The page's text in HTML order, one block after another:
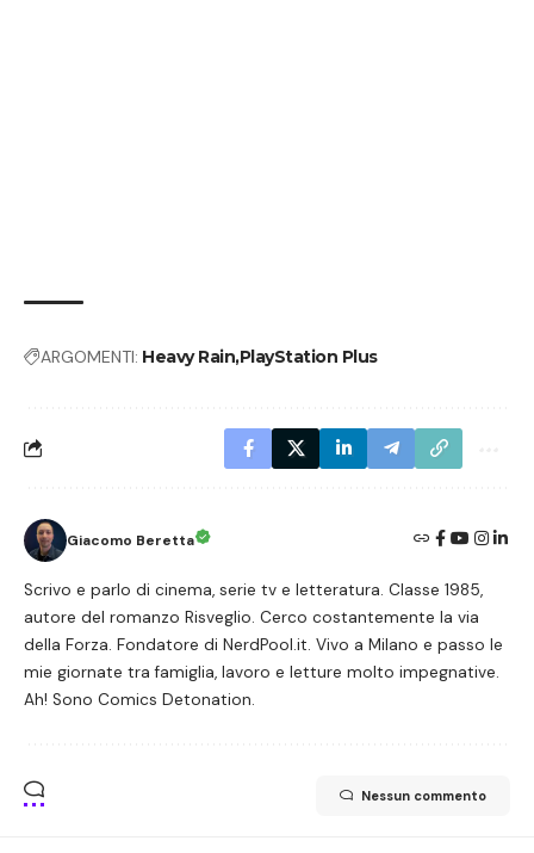
ARGOMENTI: Heavy RainPlayStation Plus
Giacomo Beretta
Scrivo e parlo di cinema, serie tv e letteratura. Classe 1985,
autore del romanzo Risveglio. Cerco costantemente la via
della Forza. Fondatore di NerdPool.it. Vivo a Milano e passo le
mie giornate tra famiglia, lavoro e letture molto impegnative.
Ah! Sono Comics Detonation.
Nessun commento